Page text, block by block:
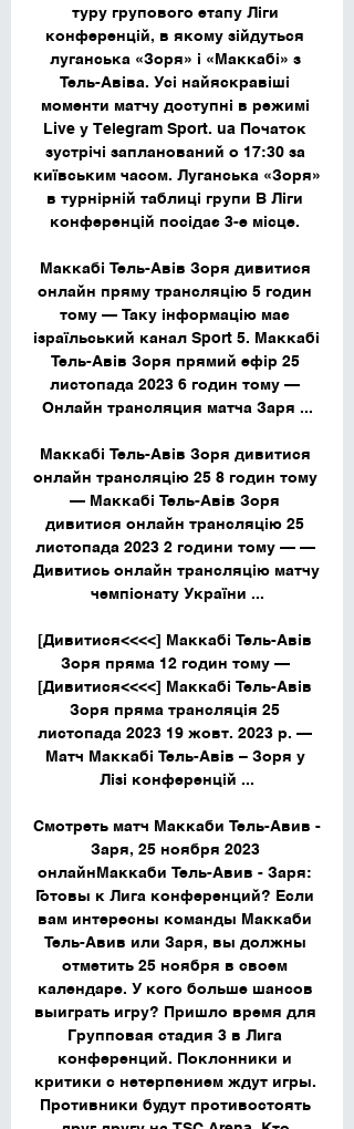
туру групового етапу Ліги
конференцій, в якому зійдуться
луганська «Зоря» і «Маккабі» з
Тель-Авіва. Усі найяскравіші
моменти матчу доступні в режимі
Live у Telegram Sport. ua Початок
зустрічі запланований о 17:30 за
київським часом. Луганська «Зоря»
в турнірній таблиці групи В Ліги
конференцій посідає 3-е місце.
Маккабі Тель-Авів Зоря дивитися
онлайн пряму трансляцію 5 годин
тому — Таку інформацію має
ізраїльський канал Sport 5. Маккабі
Тель-Авів Зоря прямий ефір 25
листопада 2023 6 годин тому —
Онлайн трансляция матча Заря ...
Маккабі Тель-Авів Зоря дивитися
онлайн трансляцію 25 8 годин тому
— Маккабі Тель-Авів Зоря
дивитися онлайн трансляцію 25
листопада 2023 2 години тому — —
Дивитись онлайн трансляцію матчу
чемпіонату України ...
[Дивитися<<<<] Маккабі Тель-Авів
Зоря пряма 12 годин тому —
[Дивитися<<<<] Маккабі Тель-Авів
Зоря пряма трансляція 25
листопада 2023 19 жовт. 2023 р. —
Матч Маккабі Тель-Авів – Зоря у
Лізі конференцій ...
Смотреть матч Маккаби Тель-Авив -
Заря, 25 ноября 2023
онлайнМаккаби Тель-Авив - Заря:
Готовы к Лига конференций? Если
вам интересны команды Маккаби
Тель-Авив или Заря, вы должны
отметить 25 ноября в своем
календаре. У кого больше шансов
выиграть игру? Пришло время для
Групповая стадия 3 в Лига
конференций. Поклонники и
критики с нетерпением ждут игры.
Противники будут противостоять